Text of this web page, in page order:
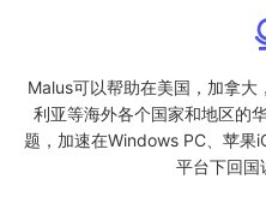
Malus可以帮助在美国，加拿
利亚等海外各个国家和地区的
题，加速在Windows PC、苹果
平台下回国